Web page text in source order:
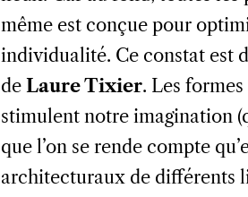
même est conçue pour
individualité. Ce constat est
de Laure Tixier. Les
stimulent notre imagination
que l’on se rende compte
architecturaux de différents